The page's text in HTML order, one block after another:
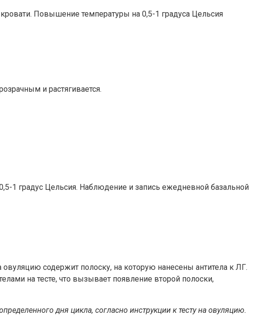
Повышение температуры на 0,5-1 градуса Цельсия
и растягивается.
1 градус Цельсия. Наблюдение и запись ежедневной базальной
содержит полоску, на которую нанесены антитела к ЛГ.
на тесте, что вызывает появление второй полоски,
дня цикла, согласно инструкции к тесту на овуляцию.